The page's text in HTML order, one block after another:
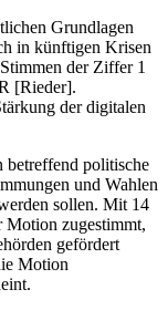
Grundlagen
in künftigen Krisen
der Ziffer 1
[Rieder].
der digitalen
betreffend politische
und Wahlen
sollen. Mit 14
Motion zugestimmt,
gefördert
Motion